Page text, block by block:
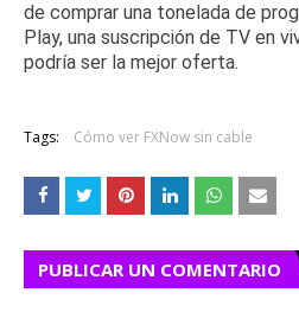
de comprar una tonelada de
Play, una suscripción de TV en
podría ser la mejor oferta.
Tags: Cómo ver FXNow sin cable
PUBLICAR UN COMENTARIO